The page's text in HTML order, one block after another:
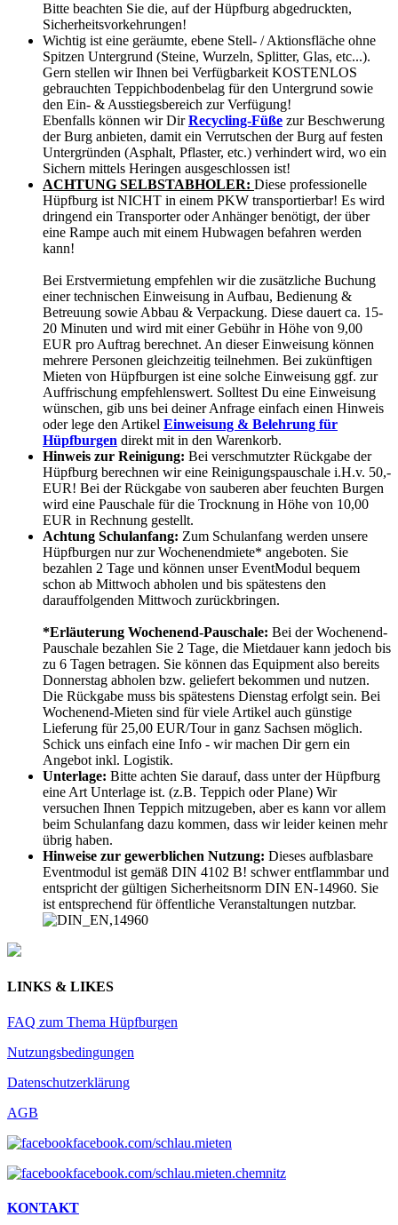
Bitte beachten Sie die, auf der Hüpfburg abgedruckten,
Sicherheitsvorkehrungen!
Wichtig ist eine geräumte, ebene Stell- / Aktionsfläche ohne
Spitzen Untergrund (Steine, Wurzeln, Splitter, Glas, etc...).
Gern stellen wir Ihnen bei Verfügbarkeit KOSTENLOS
gebrauchten Teppichbodenbelag für den Untergrund sowie
den Ein- & Ausstiegsbereich zur Verfügung!
Ebenfalls können wir DirRecycling-Füße zur Beschwerung
der Burg anbieten, damit ein Verrutschen der Burg auf festen
Untergründen (Asphalt, Pflaster, etc.) verhindert wird, wo ein
Sichern mittels Heringen ausgeschlossen ist!
ACHTUNG SELBSTABHOLER: Diese professionelle
Hüpfburg ist NICHT in einem PKW transportierbar! Es wird
dringend ein Transporter oder Anhänger benötigt, der über
eine Rampe auch mit einem Hubwagen befahren werden
kann!
Bei Erstvermietung empfehlen wir die zusätzliche Buchung
einer technischen Einweisung in Aufbau, Bedienung &
Betreuung sowie Abbau & Verpackung. Diese dauert ca. 15-
20 Minuten und wird mit einer Gebühr in Höhe von 9,00
EUR pro Auftrag berechnet. An dieser Einweisung können
mehrere Personen gleichzeitig teilnehmen. Bei zukünftigen
Mieten von Hüpfburgen ist eine solche Einweisung ggf. zur
Auffrischung empfehlenswert. Solltest Du eine Einweisung
wünschen, gib uns bei deiner Anfrage einfach einen Hinweis
oder lege den Artikel Einweisung & Belehrung für
Hüpfburgen direkt mit in den Warenkorb.
Hinweis zur Reinigung: Bei verschmutzter Rückgabe der
Hüpfburg berechnen wir eine Reinigungspauschale i.H.v. 50,-
EUR! Bei der Rückgabe von sauberen aber feuchten Burgen
wird eine Pauschale für die Trocknung in Höhe von 10,00
EUR in Rechnung gestellt.
Achtung Schulanfang: Zum Schulanfang werden unsere
Hüpfburgen nur zur Wochenendmiete* angeboten. Sie
bezahlen 2 Tage und können unser EventModul bequem
schon ab Mittwoch abholen und bis spätestens den
darauffolgenden Mittwoch zurückbringen.
*Erläuterung Wochenend-Pauschale: Bei der Wochenend-
Pauschale bezahlen Sie 2 Tage, die Mietdauer kann jedoch bis
zu 6 Tagen betragen. Sie können das Equipment also bereits
Donnerstag abholen bzw. geliefert bekommen und nutzen.
Die Rückgabe muss bis spätestens Dienstag erfolgt sein. Bei
Wochenend-Mieten sind für viele Artikel auch günstige
Lieferung für 25,00 EUR/Tour in ganz Sachsen möglich.
Schick uns einfach eine Info - wir machen Dir gern ein
Angebot inkl. Logistik.
Unterlage: Bitte achten Sie darauf, dass unter der Hüpfburg
eine Art Unterlage ist. (z.B. Teppich oder Plane) Wir
versuchen Ihnen Teppich mitzugeben, aber es kann vor allem
beim Schulanfang dazu kommen, dass wir leider keinen mehr
übrig haben.
Hinweise zur gewerblichen Nutzung: Dieses aufblasbare
Eventmodul ist gemäß DIN 4102 B! schwer entflammbar und
entspricht der gültigen Sicherheitsnorm DIN EN-14960. Sie
ist entsprechend für öffentliche Veranstaltungen nutzbar.
LINKS & LIKES
FAQ zum Thema Hüpfburgen
Nutzungsbedingungen
Datenschutzerklärung
AGB
facebook.com/schlau.mieten
facebook.com/schlau.mieten.chemnitz
KONTAKT